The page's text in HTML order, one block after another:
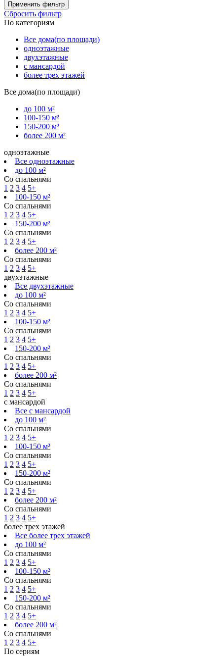
Применить фильтр
Сбросить фильтр
По категориям
Все дома(по площади)
одноэтажные
двухэтажные
с мансардой
более трех этажей
Все дома(по площади)
до 100 м²
100-150 м²
150-200 м²
более 200 м²
одноэтажные
Все одноэтажные
до 100 м²
Со спальнями
1 2 3 4 5+
100-150 м²
Со спальнями
1 2 3 4 5+
150-200 м²
Со спальнями
1 2 3 4 5+
более 200 м²
Со спальнями
1 2 3 4 5+
двухэтажные
Все двухэтажные
до 100 м²
Со спальнями
1 2 3 4 5+
100-150 м²
Со спальнями
1 2 3 4 5+
150-200 м²
Со спальнями
1 2 3 4 5+
более 200 м²
Со спальнями
1 2 3 4 5+
с мансардой
Все с мансардой
до 100 м²
Со спальнями
1 2 3 4 5+
100-150 м²
Со спальнями
1 2 3 4 5+
150-200 м²
Со спальнями
1 2 3 4 5+
более 200 м²
Со спальнями
1 2 3 4 5+
более трех этажей
Все более трех этажей
до 100 м²
Со спальнями
1 2 3 4 5+
100-150 м²
Со спальнями
1 2 3 4 5+
150-200 м²
Со спальнями
1 2 3 4 5+
более 200 м²
Со спальнями
1 2 3 4 5+
По сериям